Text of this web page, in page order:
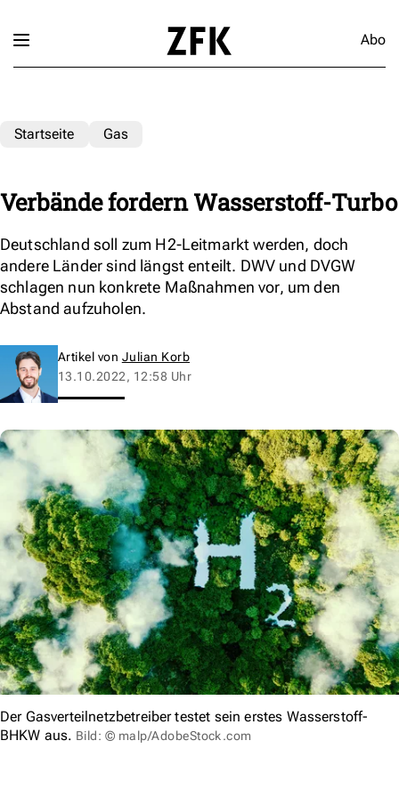
Abo
Startseite Gas
Verbände fordern Wasserstoff-Turbo
Deutschland soll zum H2-Leitmarkt werden, doch
andere Länder sind längst enteilt. DWV und DVGW
schlagen nun konkrete Maßnahmen vor, um den
Abstand aufzuholen.
Artikel von Julian Korb
13.10.2022, 12:58 Uhr
Der Gasverteilnetzbetreiber testet sein erstes Wasserstoff-
BHKW aus. Bild: © malp/AdobeStock.com